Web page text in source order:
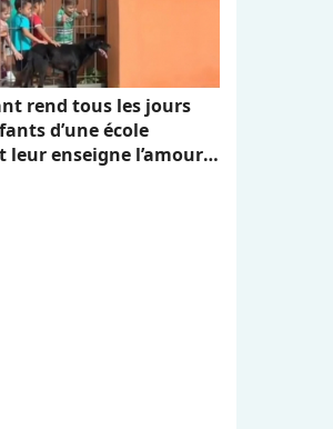
rend tous les jours
d’une école
leur enseigne l’amour